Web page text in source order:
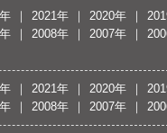
2021年 2020年
2008年 2007年
2021年 2020年
2008年 2007年